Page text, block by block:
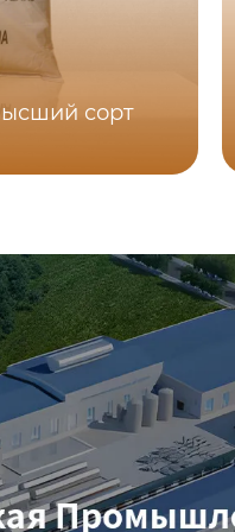
сорт